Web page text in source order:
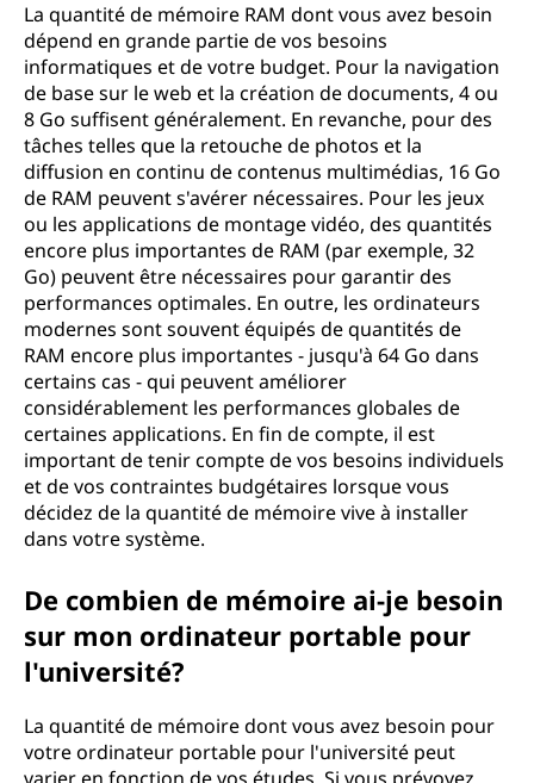
La quantité de mémoire RAM dont vous avez besoin
dépend en grande partie de vos besoins
informatiques et de votre budget. Pour la navigation
de base sur le web et la création de documents, 4 ou
8 Go suffisent généralement. En revanche, pour des
tâches telles que la retouche de photos et la
diffusion en continu de contenus multimédias, 16 Go
de RAM peuvent s'avérer nécessaires. Pour les jeux
ou les applications de montage vidéo, des quantités
encore plus importantes de RAM (par exemple, 32
Go) peuvent être nécessaires pour garantir des
performances optimales. En outre, les ordinateurs
modernes sont souvent équipés de quantités de
RAM encore plus importantes - jusqu'à 64 Go dans
certains cas - qui peuvent améliorer
considérablement les performances globales de
certaines applications. En fin de compte, il est
important de tenir compte de vos besoins individuels
et de vos contraintes budgétaires lorsque vous
décidez de la quantité de mémoire vive à installer
dans votre système.
De combien de mémoire ai-je besoin
sur mon ordinateur portable pour
l'université?
La quantité de mémoire dont vous avez besoin pour
votre ordinateur portable pour l'université peut